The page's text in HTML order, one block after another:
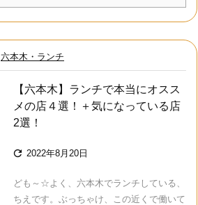
六本木・ランチ
【六本木】ランチで本当にオスス
メの店４選！＋気になっている店
2選！
 2022年8月20日
ども～☆よく、六本木でランチしている、
ちえです。ぶっちゃけ、この近くで働いて